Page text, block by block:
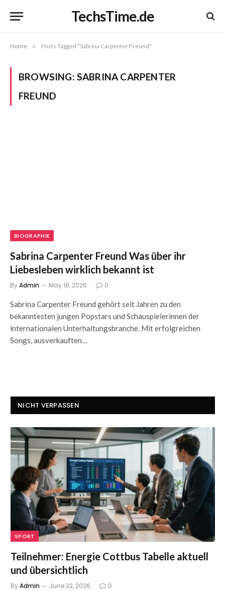
TechsTime.de
Home » Posts Tagged "Sabrina Carpenter Freund"
BROWSING: SABRINA CARPENTER
FREUND
BIOGRAPHIE
Sabrina Carpenter Freund Was über ihr
Liebesleben wirklich bekannt ist
ByAdmin May 18, 2026 0
Sabrina Carpenter Freund gehört seit Jahren zu den
bekanntesten jungen Popstars und Schauspielerinnen der
internationalen Unterhaltungsbranche. Mit erfolgreichen
Songs, ausverkauften…
NICHT VERPASSEN
SPORT
Teilnehmer: Energie Cottbus Tabelle aktuell
und übersichtlich
ByAdmin June 22, 2026 0